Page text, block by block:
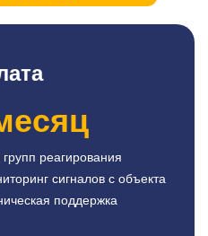
реагирования
сигналов с объекта
поддержка